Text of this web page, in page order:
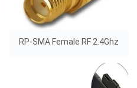
RP-SMA Female RF 2.4Ghz